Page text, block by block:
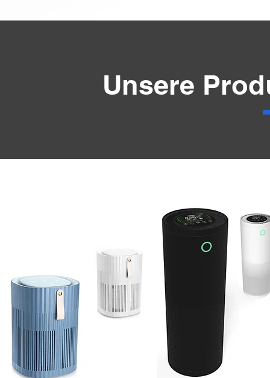
Unsere